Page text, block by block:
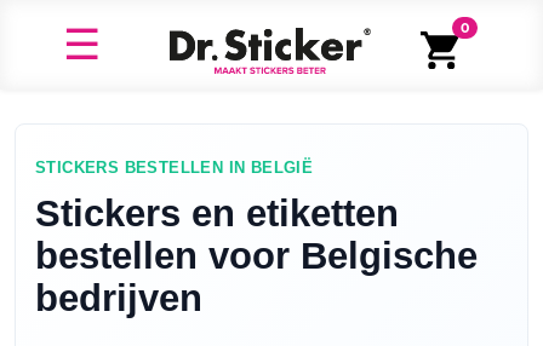
0
STICKERS BESTELLEN IN BELGIË
Stickers en etiketten
bestellen voor Belgische
bedrijven